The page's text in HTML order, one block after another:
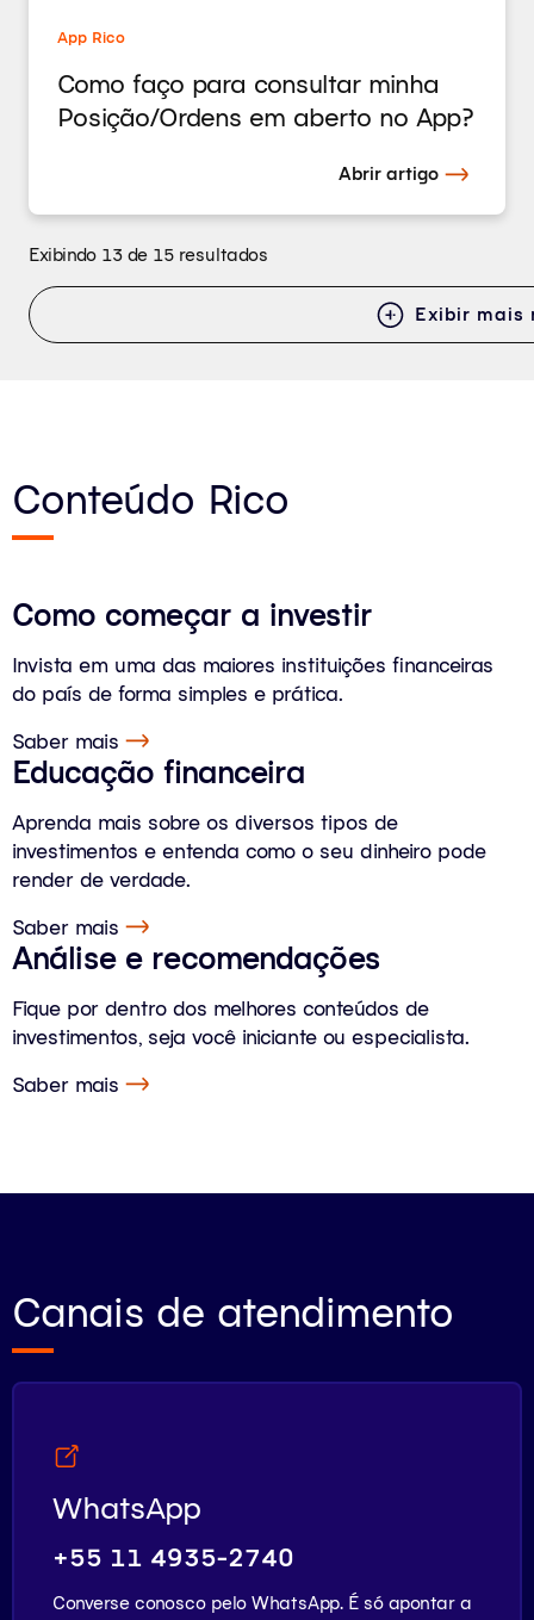
App Rico
Como faço para consultar minha
Posição/Ordens em aberto no App?
Abrir artigo
Exibindo 13 de 15 resultados
Exibir mais
Conteúdo Rico
Como começar a investir
Invista em uma das maiores instituições financeiras
do país de forma simples e prática.
Saber mais
Educação financeira
Aprenda mais sobre os diversos tipos de
investimentos e entenda como o seu dinheiro pode
render de verdade.
Saber mais
Análise e recomendações
Fique por dentro dos melhores conteúdos de
investimentos, seja você iniciante ou especialista.
Saber mais
Canais de atendimento
WhatsApp
+55 11 4935-2740
Converse conosco pelo WhatsApp. É só apontar a